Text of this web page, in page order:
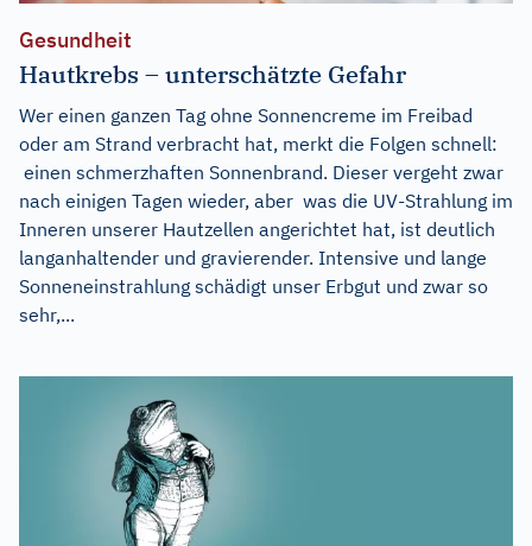
Gesundheit
Hautkrebs – unterschätzte Gefahr
Wer einen ganzen Tag ohne Sonnencreme im Freibad
oder am Strand verbracht hat, merkt die Folgen schnell:
einen schmerzhaften Sonnenbrand. Dieser vergeht zwar
nach einigen Tagen wieder, aber was die UV-Strahlung im
Inneren unserer Hautzellen angerichtet hat, ist deutlich
langanhaltender und gravierender. Intensive und lange
Sonneneinstrahlung schädigt unser Erbgut und zwar so
sehr,...